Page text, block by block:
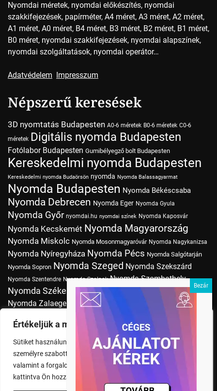
Értékeljük a magánéletét
Sütiket használunk a böngészési élmény fokozására,
személyre szabott hirdetések vagy tartalmak megjelenítésére,
valamint a forgalom elemzésére. A "Mindent elfogad" gombra
kattintva Ön hozzájárul a cookie-k használatához.
Nyomdai méretek, nyomdai előkészítés, nyomdai
szakkifejezések, papírméter, A4 méret, A3 méret, A2 méret,
A1 méret, A0 méret, B4 méret, B3 méret, B2 méret, B1 méret,
B0 méret, nyomdai szakkifejezések, nyomdai alapszínek,
nyomdai szolgáltatások, nyomdai operátor…
Adatvédelem Impresszum
Népszerű keresések
3D nyomtatás Budapesten A0-6 méretek B0-6 méretek C0-6
méretek Digitális nyomda Budapesten
Fotólabor Budapesten Gumibélyegző bolt Budapesten
Kereskedelmi nyomda Budapesten
Kereskedelmi nyomda Budaörsön nyomda Nyomda Balassagyarmat
Nyomda Budapesten Nyomda Békéscsaba
Nyomda Debrecen Nyomda Eger Nyomda Gyula
Nyomda Győr nyomdai.hu nyomdai színek Nyomda Kaposvár
Nyomda Kecskemét Nyomda Magyarország
Nyomda Miskolc Nyomda Mosonmagyaróvár Nyomda Nagykanizsa
Nyomda Nyíregyháza Nyomda Pécs Nyomda Salgótarján
Nyomda Sopron Nyomda Szeged Nyomda Szekszárd
Nyomda Szentendre Nyomda Szolnok Nyomda Szombathely
Nyomda Székesfehérvár Nyomda Tatabánya Nyomda Vác
Nyomda Zalaegerszeg Nyomda Érd nyomtatás
Nyomtatás Budapesten
Pólónyomtatás Budapesten Szitanyomda Budapesten
Tudásbázis